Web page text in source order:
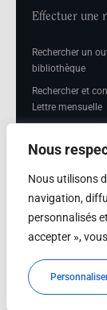
Nous
Nous utilisons
navigation,
personnalisés
accepter »,
Effectuer une
Rechercher un
bibliothèque
Rechercher et
Lettre mensuelle
mensuelle
Adhérer